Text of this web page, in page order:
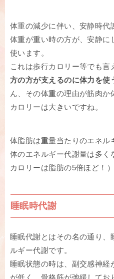
体重の減少に伴い、安静時代
体重が重い時の方が、安静に
使います。
これは歩行カロリー等でも言
方の方が支えるのに体力を使
ん、その体重の理由が筋肉
カロリーは大きいですね。
体脂肪は重量当たりのエネル
体のエネルギー代謝量は多く
カロリーは脂肪の5倍ほど！）
睡眠時代謝
睡眠代謝とはその名の通り、
ルギー代謝です。
睡眠状態の時は、副交感神経